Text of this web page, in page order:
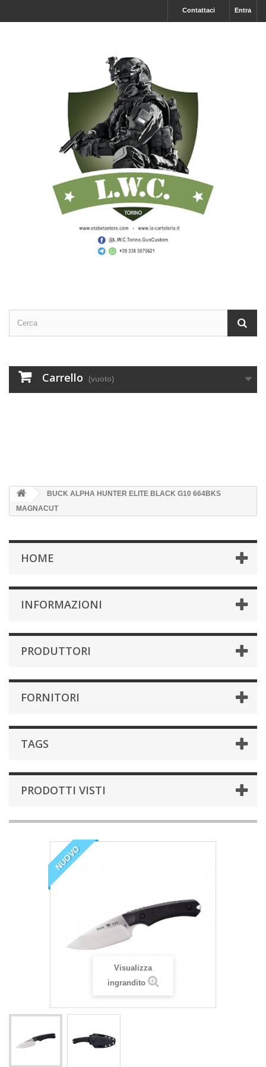
Entra
Contattaci
Carrello (vuoto)
BUCK ALPHA HUNTER ELITE BLACK G10 664BKS
MAGNACUT
HOME
INFORMAZIONI
PRODUTTORI
FORNITORI
TAGS
PRODOTTI VISTI
NUOVO
Visualizza
ingrandito